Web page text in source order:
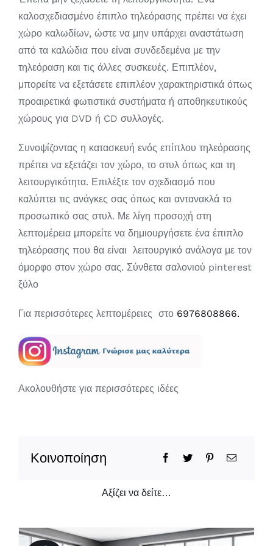
καλοσχεδιασμένο έπιπλο τηλεόρασης πρέπει να έχει
χώρο καλωδίων, ώστε να μην υπάρχει αναστάτωση
από τα καλώδια που είναι συνδεδεμένα με την
τηλεόραση και τις άλλες συσκευές. Επιπλέον,
μπορείτε να εξετάσετε επιπλέον χαρακτηριστικά όπως
προαιρετικά φωτιστικά συστήματα ή αποθηκευτικούς
χώρους για DVD ή CD συλλογές.
Συνοψίζοντας η κατασκευή ενός επίπλου τηλεόρασης
πρέπει να εξετάζει τον χώρο, το στυλ όπως και τη
λειτουργικότητα. Επιλέξτε τον σχεδιασμό που
καλύπτει τις ανάγκες σας όπως και αντανακλά το
προσωπικό σας στυλ. Με λίγη προσοχή στη
λεπτομέρεια μπορείτε να δημιουργήσετε ένα έπιπλο
τηλεόρασης που θα είναι λειτουργικό ανάλογα με τον
όμορφο στον χώρο σας. Σύνθετα σαλονιού pinterest
ξύλο
Για περισσότερες λεπτομέρειες στο 6976808866.
Ακολουθήστε για περισσότερες ιδέες
Κοινοποίηση
Αξίζει να δείτε…